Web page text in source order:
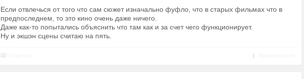
Если отвлечься от того что сам сюжет изначально фуфло, что в старых фильмах что в
предпоследнем, то это кино очень даже ничего.
Даже как-то попытались объяснить что там как и за счет чего функционирует.
Ну и экшэн сцены считаю на пять.
|